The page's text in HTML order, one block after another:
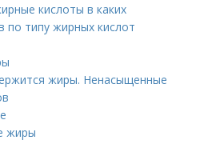
кислоты в каких
по типу жирных кислот
жиры. Ненасыщенные
жиры